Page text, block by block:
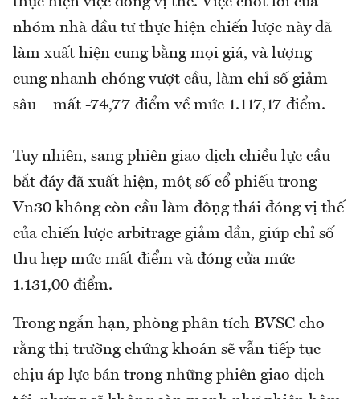
nhóm nhà đầu tư thực hiện chiến lược này đã
làm xuất hiện cung bằng mọi giá, và lượng
cung nhanh chóng vượt cầu, làm chỉ số giảm
sâu – mất -74,77 điểm về mức 1.117,17 điểm.
Tuy nhiên, sang phiên giao dịch chiều lực cầu
bắt đáy đã xuất hiện, một số cổ phiếu trong
Vn30 không còn cầu làm động thái đóng vị thế
của chiến lược arbitrage giảm dần, giúp chỉ số
thu hẹp mức mất điểm và đóng cửa mức
1.131,00 điểm.
Trong ngắn hạn, phòng phân tích BVSC cho
rằng thị trường chứng khoán sẽ vẫn tiếp tục
chịu áp lực bán trong những phiên giao dịch